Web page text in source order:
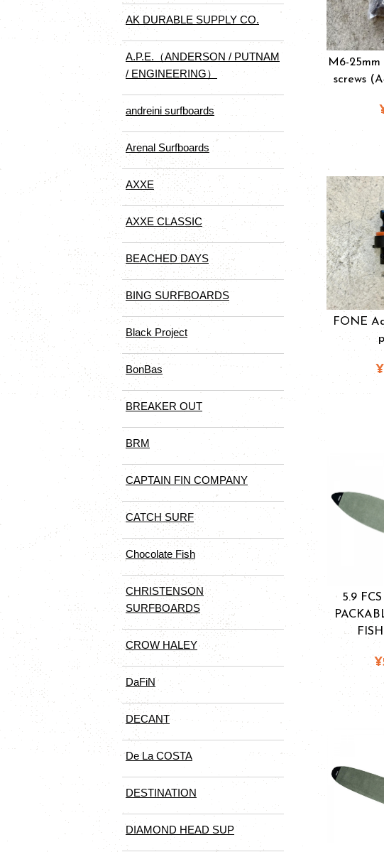
M6-
screws
FONE
5.9
AK DURABLE SUPPLY CO.
A.P.E.（ANDERSON / PUTNAM
/ ENGINEERING）
andreini surfboards
Arenal Surfboards
AXXE
AXXE CLASSIC
BEACHED DAYS
BING SURFBOARDS
Black Project
BonBas
BREAKER OUT
BRM
CAPTAIN FIN COMPANY
CATCH SURF
Chocolate Fish
CHRISTENSON
SURFBOARDS
CROW HALEY
DaFiN
DECANT
De La COSTA
DESTINATION
DIAMOND HEAD SUP